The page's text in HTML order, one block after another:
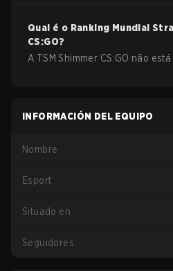
Qual é o Ranking Mundial
CS:GO?
A TSM Shimmer CS:GO não
INFORMACIÓN DEL EQUIPO
Nombre
Esport
Situado en
Seguidores